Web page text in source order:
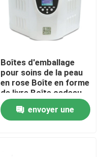
Boîtes d'emballage
pour soins de la peau
en rose Boîte en forme
de livre Boîte cadeau
cosmétique Boîte en
papier magnétique
pour soins de la peau
envoyer une